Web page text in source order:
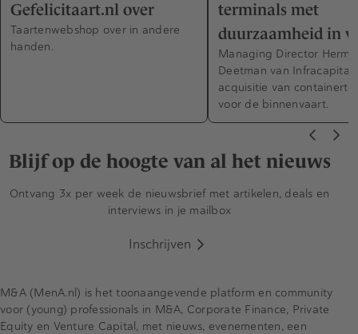
Gefelicitaart.nl over
Taartenwebshop over in andere
handen.
terminals met
duurzaamheid in
Managing Director
Deetman van Infracapital
acquisitie van
voor de binnenvaart.
Blijf op de hoogte van al het nieuws
Ontvang 3x per week de nieuwsbrief met artikelen, deals en
interviews in je mailbox
Inschrijven
M&A (MenA.nl) is het toonaangevende platform en community
voor (young) professionals in M&A, Corporate Finance, Private
Equity en Venture Capital, met nieuws, evenementen, een